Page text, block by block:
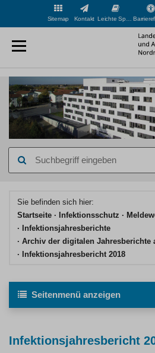
Sitemap Kontakt
eingeben
Sie befinden sich hier:
Startseite
Infektionsschutz
Infektionsjahresberichte
Archiv der digitalen Jahresberichte
Infektionsjahresbericht 2018
Seitenmenü anzeigen
Infektionsjahresbericht